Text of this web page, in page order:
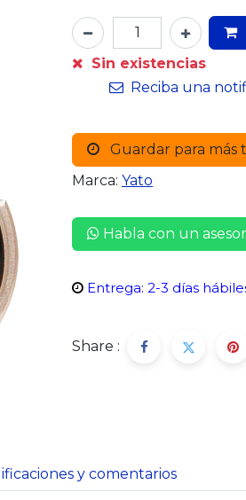
Sin existencias
Reciba una
Guardar para más
Marca: Yato
Habla con un asesor
Entrega: 2-3 días
Share :
y comentarios